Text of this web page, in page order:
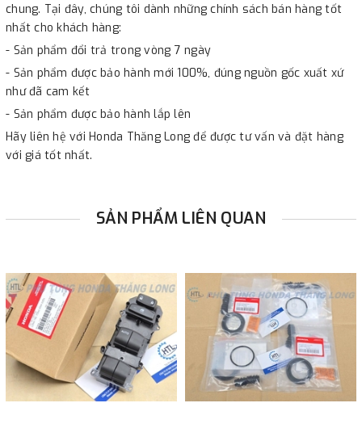
chung. Tại đây, chúng tôi dành những chính sách bán hàng tốt
nhất cho khách hàng:
- Sản phẩm đổi trả trong vòng 7 ngày
- Sản phẩm được bảo hành mới 100%, đúng nguồn gốc xuất xứ
như đã cam kết
- Sản phẩm được bảo hành lắp lên
Hãy liên hệ với Honda Thăng Long để được tư vấn và đặt hàng
với giá tốt nhất.
SẢN PHẨM LIÊN QUAN